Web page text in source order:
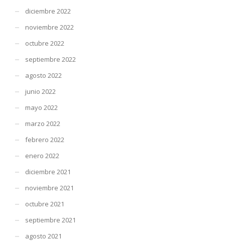
diciembre 2022
noviembre 2022
octubre 2022
septiembre 2022
agosto 2022
junio 2022
mayo 2022
marzo 2022
febrero 2022
enero 2022
diciembre 2021
noviembre 2021
octubre 2021
septiembre 2021
agosto 2021